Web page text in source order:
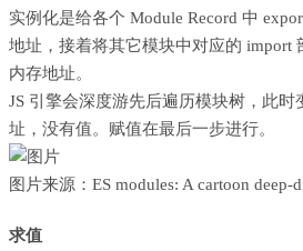
实例化是给各个 Module Record 中
地址，接着将其它模块中对应的 import
内存地址。
JS 引擎会深度游先后遍历模块树，此
址，没有值。赋值在最后一步进行。
图片来源： ES modules: A cartoon deep-
求值